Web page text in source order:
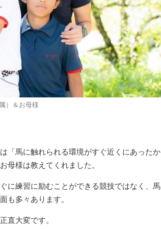
）＆お母様
「馬に触れられる環境がすぐ近くにあったか
母様は教えてくれました。
に練習に励むことができる競技ではなく、馬
も多々あります。
直大変です。